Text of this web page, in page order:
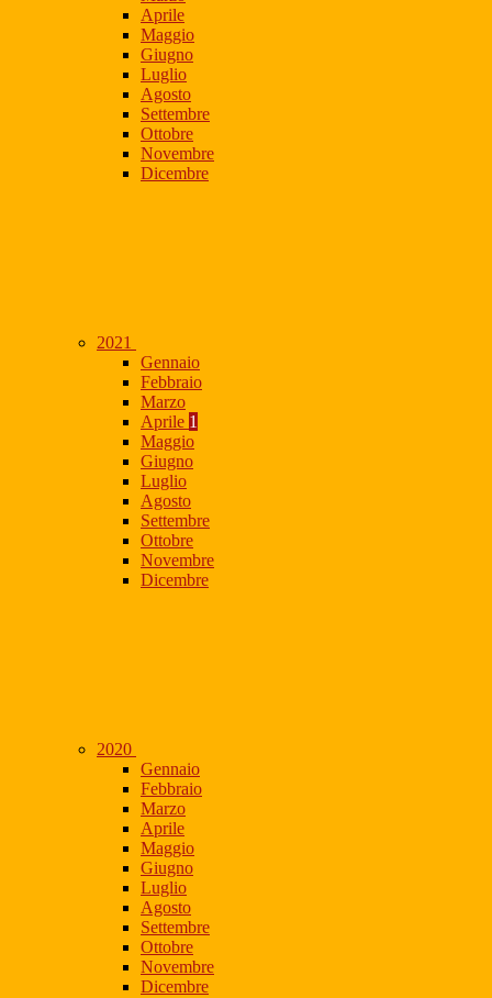
Aprile
Maggio
Giugno
Luglio
Agosto
Settembre
Ottobre
Novembre
Dicembre
2021
Gennaio
Febbraio
Marzo
Aprile 1
Maggio
Giugno
Luglio
Agosto
Settembre
Ottobre
Novembre
Dicembre
2020
Gennaio
Febbraio
Marzo
Aprile
Maggio
Giugno
Luglio
Agosto
Settembre
Ottobre
Novembre
Dicembre